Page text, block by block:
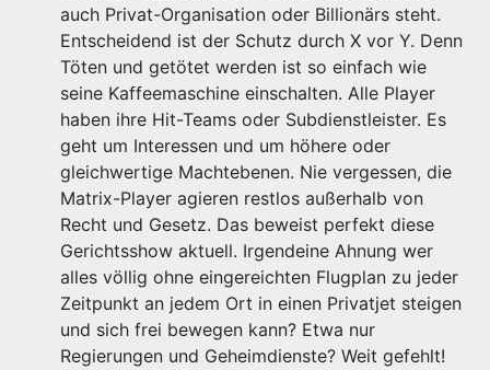
auch Privat-Organisation oder Billionärs steht.
Entscheidend ist der Schutz durch X vor Y. Denn
Töten und getötet werden ist so einfach wie
seine Kaffeemaschine einschalten. Alle Player
haben ihre Hit-Teams oder Subdienstleister. Es
geht um Interessen und um höhere oder
gleichwertige Machtebenen. Nie vergessen, die
Matrix-Player agieren restlos außerhalb von
Recht und Gesetz. Das beweist perfekt diese
Gerichtsshow aktuell. Irgendeine Ahnung wer
alles völlig ohne eingereichten Flugplan zu jeder
Zeitpunkt an jedem Ort in einen Privatjet steigen
und sich frei bewegen kann? Etwa nur
Regierungen und Geheimdienste? Weit gefehlt!